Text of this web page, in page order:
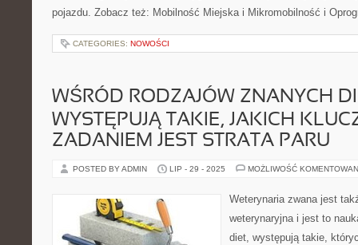
pojazdu. Zobacz też: Mobilność Miejska i Mikromobilność i
CATEGORIES: NOWOŚCI
WŚRÓD RODZAJÓW ZNANYCH
WYSTĘPUJĄ TAKIE, JAKICH
ZADANIEM JEST STRATA PARU
POSTED BY ADMIN LIP - 29 - 2025 MOŻLIWOŚĆ
Weterynaria zwana jest
weterynaryjna i jest to
diet, występują takie,